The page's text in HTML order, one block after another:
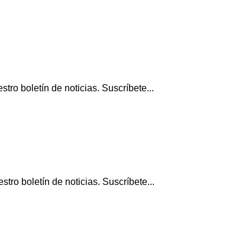
boletín de noticias. Suscríbete...
boletín de noticias. Suscríbete...